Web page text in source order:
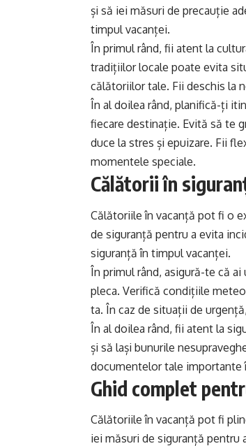
și să iei măsuri de precauție
timpul vacanței.
În primul rând, fii atent la
tradițiilor locale poate evita
călătoriilor tale. Fii deschis la
În al doilea rând, planifică-ți
fiecare destinație. Evită să te
duce la stres și epuizare. Fii
momentele speciale.
Călătorii în
Călătoriile în vacanță pot fi o
de siguranță pentru a evita
siguranță în timpul vacanței.
În primul rând, asigură-te că
pleca. Verifică condițiile
ta. În caz de situații de
În al doilea rând, fii atent la
și să lași bunurile
documentelor tale importante
Ghid complet
Călătoriile în vacanță pot fi
iei măsuri de siguranță pentru